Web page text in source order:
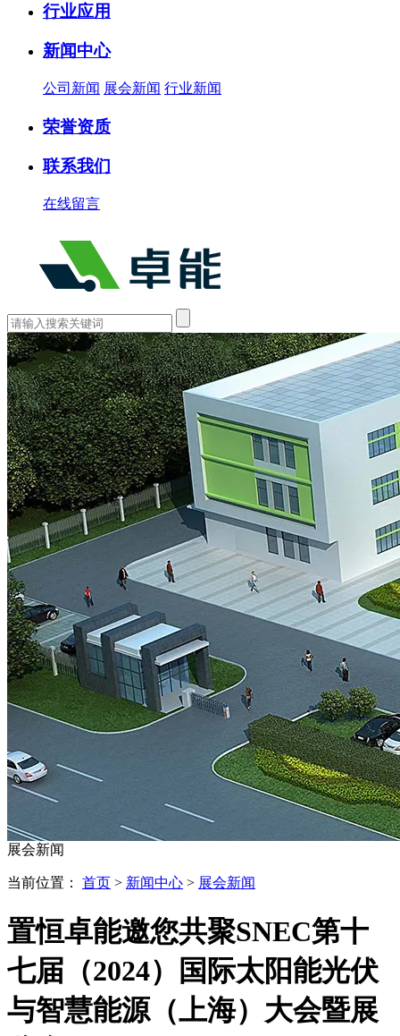
行业应用
新闻中心
公司新闻 展会新闻 行业新闻
荣誉资质
联系我们
在线留言
展会新闻
当前位置： 首页 > 新闻中心 > 展会新闻
置恒卓能邀您共聚SNEC第十
七届（2024）国际太阳能光伏
与智慧能源（上海）大会暨展